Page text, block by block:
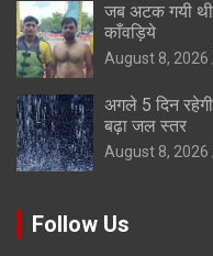
जब अटक गयी
काँवड़िये
August 8, 2026
अगले 5 दिन
बढ़ा जल स्तर
August 8, 2026
Follow Us